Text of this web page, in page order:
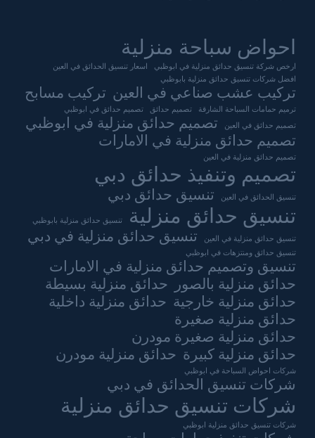
احواض سباحة منزلية
ارخص شركة تنسيق حدائق منزلية في ابوظبي
اسعار تنسيق الحدائق في العين
افضل شركات تنسيق حدائق منزلية بابوظبي
تركيب عشب صناعي في العين تركيب مسابح
ترميم حمامات السباحة الشارقة تصميم حدائق تصميم حدائق في ابوظبي
تصميم حدائق في العين
تصميم حدائق منزلية في ابوظبي
تصميم حدائق منزلية في الامارات
تصميم حدائق منزلية في العين
تصميم وتنفيذ حدائق دبي
تنسيق الحدائق في العين تنسيق حدائق دبي
تنسيق حدائق منزلية تنسيق حدائق منزلية بابوظبي
تنسيق حدائق منزلية في العين تنسيق حدائق منزلية في دبي
تنسيق حدائق ومنتزهات في ابوظبي
تنسيق وتصميم حدائق منزلية في الامارات
حدائق منزلية بالصور
حدائق منزلية بسيطة
حدائق منزلية خارجية حدائق منزلية داخلية
حدائق منزلية صغيرة
حدائق منزلية صغيرة مودرن
حدائق منزلية كبيرة حدائق منزلية مودرن
شركات احواض السباحة في ابوظبي
شركات تنسيق الحدائق في دبي
شركات تنسيق حدائق منزلية
شركات تنسيق حدائق منزلية ابوظبي